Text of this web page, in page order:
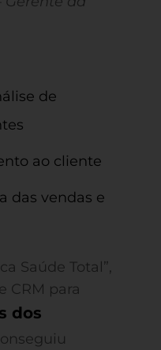
de
ao cliente
das vendas e
Saúde Total”,
CRM para
dos